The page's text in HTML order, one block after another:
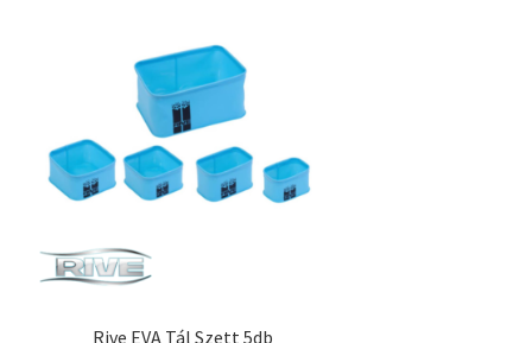
Rive EVA Tál Szett 5db